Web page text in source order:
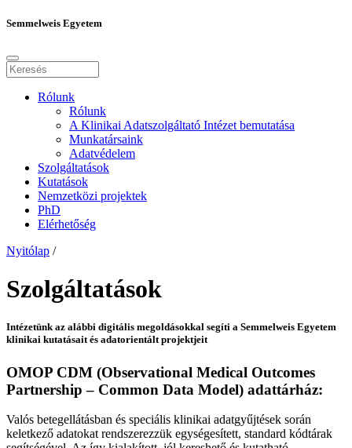
Semmelweis Egyetem
Rólunk
Rólunk
A Klinikai Adatszolgáltató Intézet bemutatása
Munkatársaink
Adatvédelem
Szolgáltatások
Kutatások
Nemzetközi projektek
PhD
Elérhetőség
Nyitólap /
Szolgáltatások
Intézetünk az alábbi digitális megoldásokkal segíti a Semmelweis Egyetem
klinikai kutatásait és adatorientált projektjeit
OMOP CDM (Observational Medical Outcomes
Partnership – Common Data Model) adattárház:
Valós betegellátásban és speciális klinikai adatgyűjtések során
keletkező adatokat rendszerezzük egységesített, standard kódtárak